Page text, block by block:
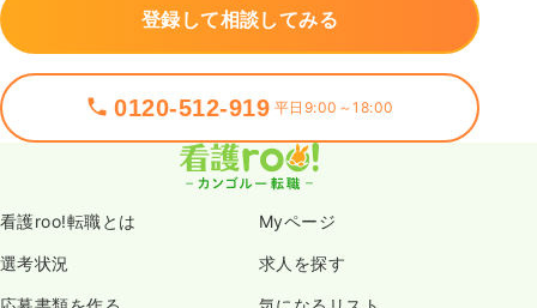
登録して相談してみる
0120-512-919 平日9:00～18:00
看護roo!転職とは Myページ
選考状況 求人を探す